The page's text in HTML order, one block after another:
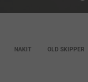
NAKIT OLD SKIPPER